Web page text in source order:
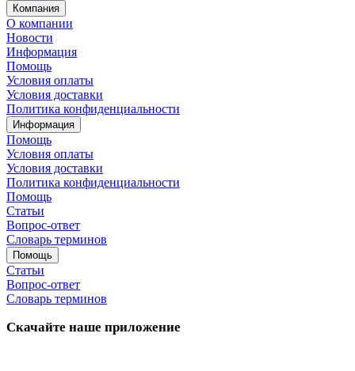
Компания
О компании
Новости
Информация
Помощь
Условия оплаты
Условия доставки
Политика конфиденциальности
Информация
Помощь
Условия оплаты
Условия доставки
Политика конфиденциальности
Помощь
Статьи
Вопрос-ответ
Словарь терминов
Помощь
Статьи
Вопрос-ответ
Словарь терминов
Скачайте наше приложение